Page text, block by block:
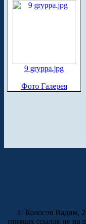
9 gryppa.jpg
Фото Галерея
© Колосов Вадим,
прямых ссылок не на